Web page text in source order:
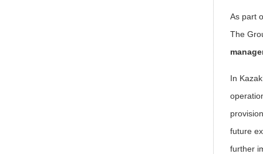
As part
The
In
future
further